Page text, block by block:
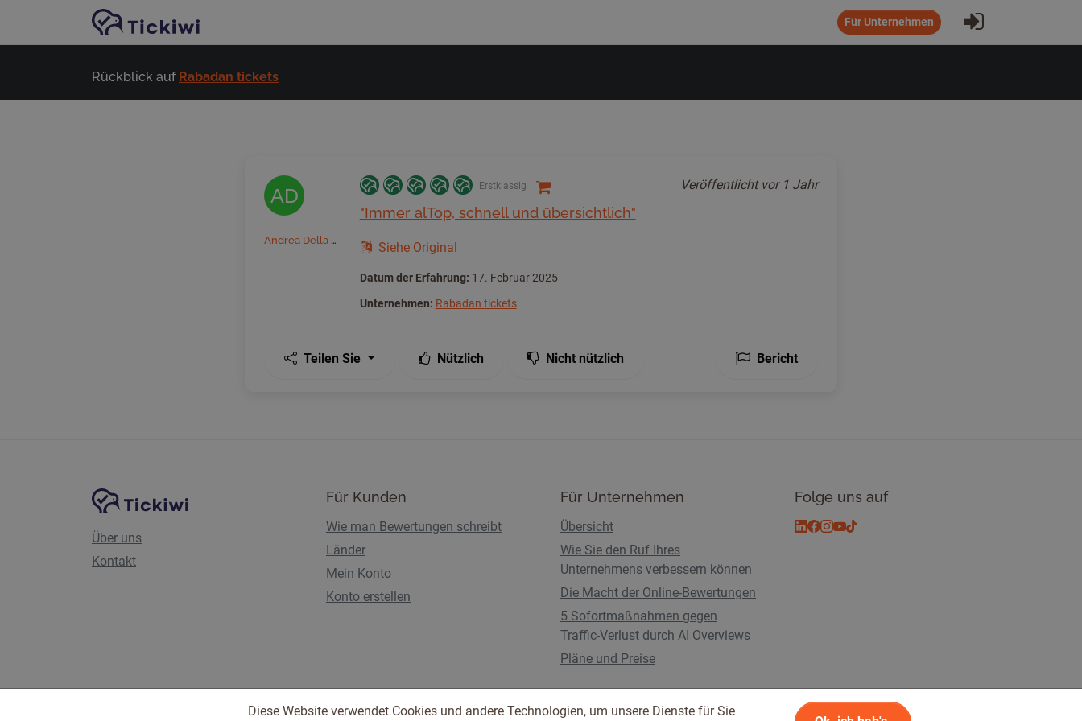
Zum Hauptinhalt springen
Für Unternehmen Eintragen
Rückblick auf Rabadan tickets
AD
Andrea Della cassina
Erstklassig Veröffentlicht vor 1 Jahr
"Immer alTop, schnell und übersichtlich"
Siehe Original
Datum der Erfahrung: 17. Februar 2025
Unternehmen: Rabadan tickets
Teilen Sie Nützlich Nicht nützlich Bericht
Website-NavigationTickiwi-Plattform
Über uns
Kontakt
Für Kunden
Wie man Bewertungen schreibt
Länder
Mein Konto
Konto erstellen
Für Unternehmen
Übersicht
Wie Sie den Ruf Ihres
Unternehmens verbessern können
Die Macht der Online-Bewertungen
5 Sofortmaßnahmen gegen
Traffic-Verlust durch AI Overviews
Pläne und Preise
Folge uns auf
Diese Website verwendet Cookies und andere Technologien, um unsere Dienste für Sie